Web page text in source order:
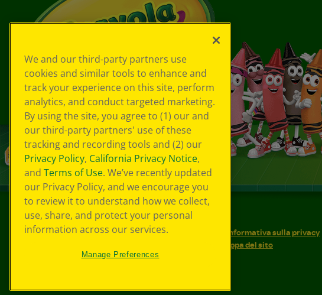
© 2026 Crayola® Tutti i diritti riservati.
Le tue scelte in materia di privacy
Informativa sulla privacy
Mappa del sito
We and our third-party partners use
cookies and similar tools to enhance and
track your experience on this site, perform
analytics, and conduct targeted marketing.
By using the site, you agree to (1) our and
our third-party partners' use of these
tracking and recording tools and (2) our
Privacy Policy, California Privacy Notice,
and Terms of Use. We’ve recently updated
our Privacy Policy, and we encourage you
to review it to understand how we collect,
use, share, and protect your personal
information across our services.
Manage Preferences